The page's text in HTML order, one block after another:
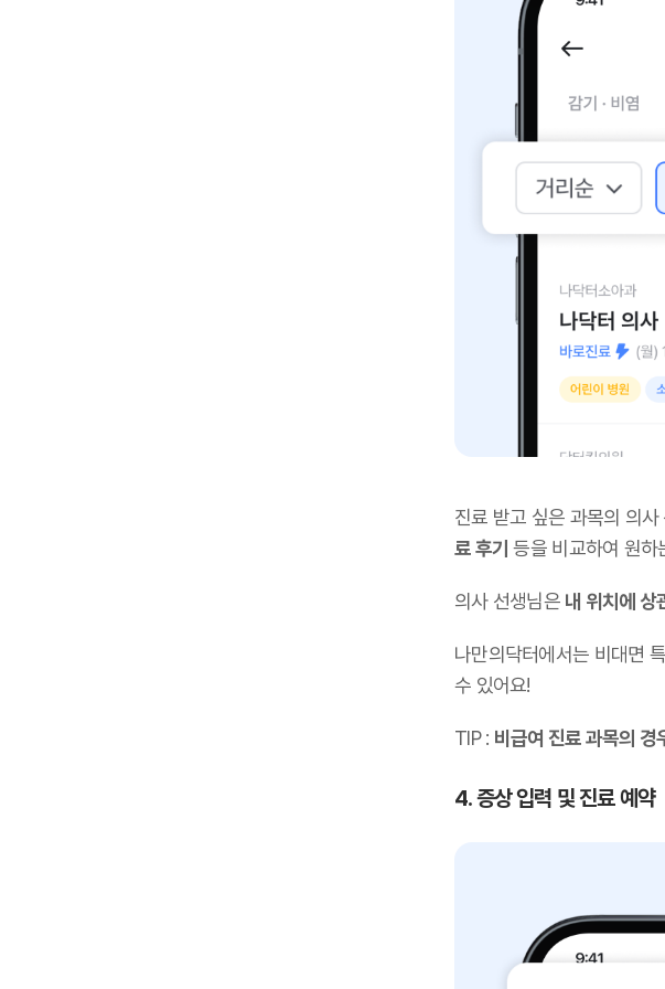
진료 받고 싶은 과목의 의
료 후기 등을 비교하여 원하
의사 선생님은 내 위치에 상
나만의닥터에서는 비대면
수 있어요!
TIP : 비급여 진료 과목의 경
4. 증상 입력 및 진료 예약